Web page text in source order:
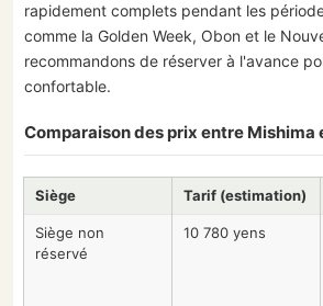
rapidement complets pendant les
comme la Golden Week, Obon et le
recommandons de réserver à l'avance
confortable.
Comparaison des prix entre Mishima
Siège Tarif (estimation)
Siège non
réservé
10 780 yens